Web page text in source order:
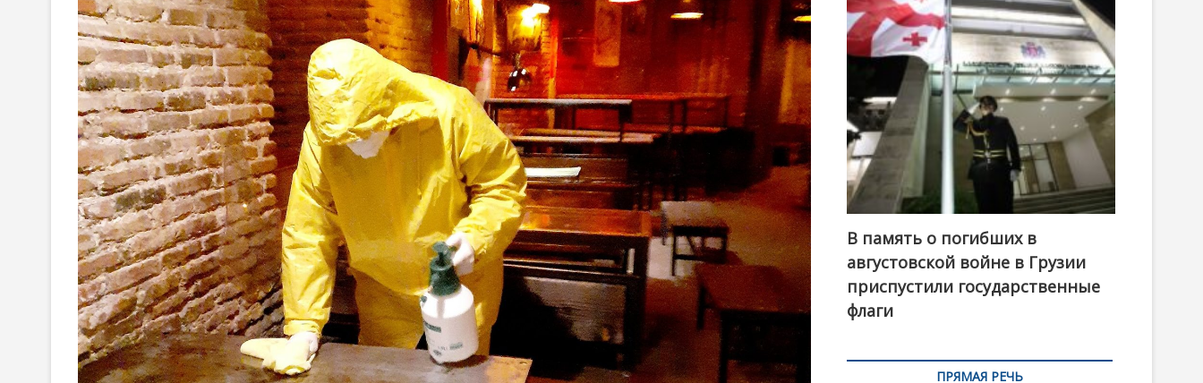
o
n
В память о погибших в
августовской войне в Грузии
приспустили государственные
флаги
ПРЯМАЯ РЕЧЬ